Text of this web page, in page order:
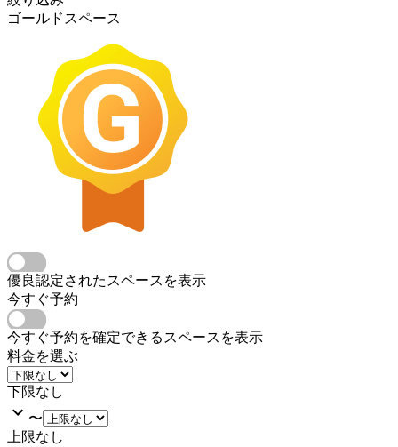
ゴールドスペース
優良認定されたスペースを表示
今すぐ予約
今すぐ予約を確定できるスペースを表示
料金を選ぶ
下限なし
〜
上限なし